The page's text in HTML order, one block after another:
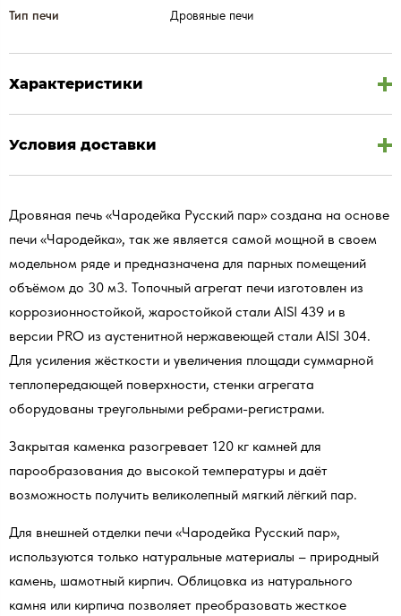
Тип печи
Дровяные печи
Характеристики
Условия доставки
Дровяная печь «Чародейка Русский пар» создана на основе
печи «Чародейка», так же является самой мощной в своем
модельном ряде и предназначена для парных помещений
объёмом до 30 м3. Топочный агрегат печи изготовлен из
коррозионностойкой, жаростойкой стали AISI 439 и в
версии PRO из аустенитной нержавеющей стали AISI 304.
Для усиления жёсткости и увеличения площади суммарной
теплопередающей поверхности, стенки агрегата
оборудованы треугольными ребрами-регистрами.
Закрытая каменка разогревает 120 кг камней для
парообразования до высокой температуры и даёт
возможность получить великолепный мягкий лёгкий пар.
Для внешней отделки печи «Чародейка Русский пар»,
используются только натуральные материалы – природный
камень, шамотный кирпич. Облицовка из натурального
камня или кирпича позволяет преобразовать жесткое